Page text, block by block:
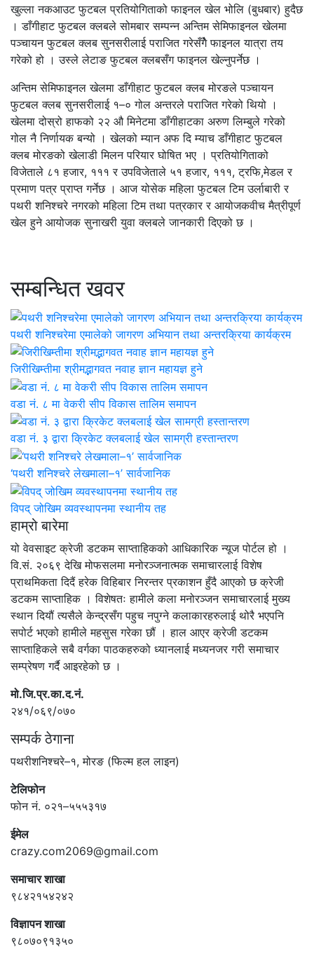
खुल्ला नकआउट फुटबल प्रतियोगिताको फाइनल खेल भोलि (बुधबार) हुदैछ
। डाँगीहाट फुटबल क्लबले सोमबार सम्पन्न अन्तिम सेमिफाइनल खेलमा
पञ्चायन फुटबल क्लब सुनसरीलाई पराजित गरेसँगैे फाइनल यात्रा तय
गरेको हो । उस्ले लेटाङ फुटबल क्लबसँग फाइनल खेल्नुपर्नेछ ।
अन्तिम सेमिफाइनल खेलमा डाँगीहाट फुटबल क्लब मोरङले पञ्चायन
फुटबल क्लब सुनसरीलाई १–० गोल अन्तरले पराजित गरेको थियो ।
खेलमा दोस्रो हाफको २२ औ मिनेटमा डाँगीहाटका अरुण लिम्बुले गरेको
गोल नै निर्णायक बन्यो । खेलको म्यान अफ दि म्याच डाँगीहाट फुटबल
क्लब मोरङको खेलाडी मिलन परियार घोषित भए । प्रतियोगिताको
विजेताले ८१ हजार, १११ र उपविजेताले ५१ हजार, १११, ट्रफि,मेडल र
प्रमाण पत्र प्राप्त गर्नेछ । आज योसेक महिला फुटबल टिम उर्लाबारी र
पथरी शनिश्चरे नगरको महिला टिम तथा पत्रकार र आयोजकवीच मैत्रीपूर्ण
खेल हुने आयोजक सुनाखरी युवा क्लबले जानकारी दिएको छ ।
सम्बन्धित खवर
पथरी शनिश्चरेमा एमालेको जागरण अभियान तथा अन्तरक्रिया कार्यक्रम
जिरीखिम्तीमा श्रीमद्भागवत नवाह ज्ञान महायज्ञ हुने
वडा नं. ८ मा वेकरी सीप विकास तालिम समापन
वडा नं. ३ द्वारा क्रिकेट क्लबलाई खेल सामग्री हस्तान्तरण
‘पथरी शनिश्चरे लेखमाला–१’ सार्वजानिक
विपद् जोखिम व्यवस्थापनमा स्थानीय तह
हाम्रो बारेमा
यो वेवसाइट क्रेजी डटकम साप्ताहिकको आधिकारिक न्यूज पोर्टल हो ।
वि.सं. २०६९ देखि मोफसलमा मनोरञ्जनात्मक समाचारलाई विशेष
प्राथमिकता दिदैं हरेक विहिबार निरन्तर प्रकाशन हुँदै आएको छ क्रेजी
डटकम साप्ताहिक । विशेषतः हामीले कला मनोरञ्जन समाचारलाई मुख्य
स्थान दियौं त्यसैले केन्द्रसँग पहुच नपुग्ने कलाकारहरुलाई थोरै भएपनि
सपोर्ट भएको हामीले महसुस गरेका छौं । हाल आएर क्रेजी डटकम
साप्ताहिकले सबै वर्गका पाठकहरुको ध्यानलाई मध्यनजर गरी समाचार
सम्प्रेषण गर्दै आइरहेको छ ।
मो.जि.प्र.का.द.नं.
२४१/०६९/०७०
सम्पर्क ठेगाना
पथरीशनिश्चरे–१, मोरङ (फिल्म हल लाइन)
टेलिफोन
फोन नं. ०२१–५५५३१७
ईमेल
crazy.com2069@gmail.com
समाचार शाखा
९८४२१५४२४२
विज्ञापन शाखा
९८०७०९१३५०